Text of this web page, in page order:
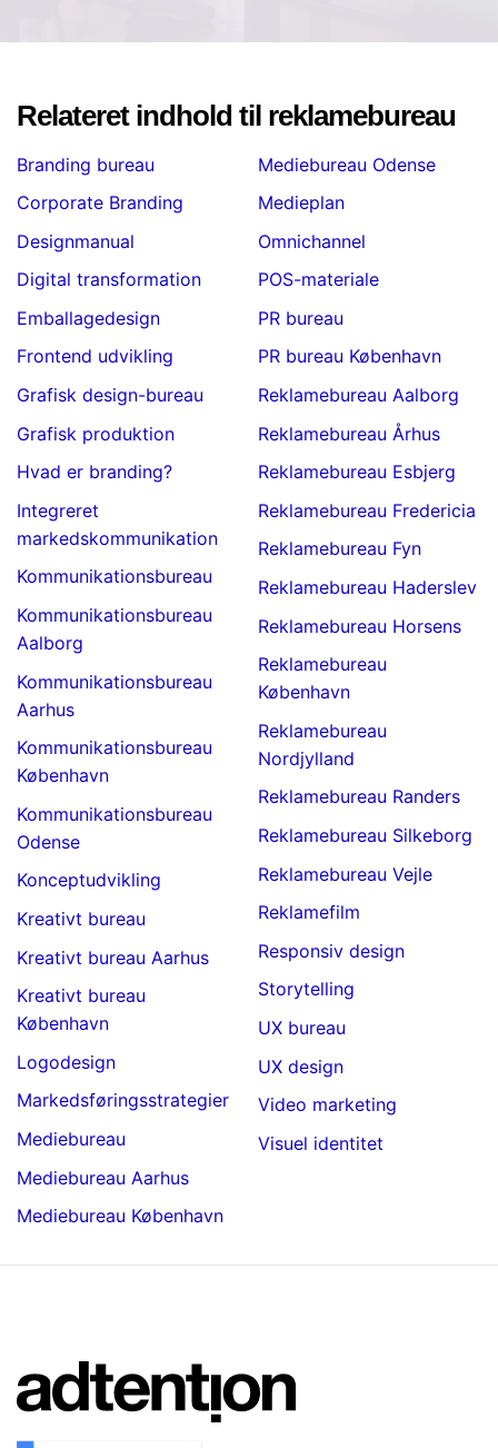
Relateret indhold til reklamebureau
Branding bureau
Corporate Branding
Designmanual
Digital transformation
Emballagedesign
Frontend udvikling
Grafisk design-bureau
Grafisk produktion
Hvad er branding?
Integreret
markedskommunikation
Kommunikationsbureau
Kommunikationsbureau
Aalborg
Kommunikationsbureau
Aarhus
Kommunikationsbureau
København
Kommunikationsbureau
Odense
Konceptudvikling
Kreativt bureau
Kreativt bureau Aarhus
Kreativt bureau
København
Logodesign
Markedsføringsstrategier
Mediebureau
Mediebureau Aarhus
Mediebureau København
Mediebureau Odense
Medieplan
Omnichannel
POS-materiale
PR bureau
PR bureau København
Reklamebureau Aalborg
Reklamebureau Århus
Reklamebureau Esbjerg
Reklamebureau Fredericia
Reklamebureau Fyn
Reklamebureau Haderslev
Reklamebureau Horsens
Reklamebureau
København
Reklamebureau
Nordjylland
Reklamebureau Randers
Reklamebureau Silkeborg
Reklamebureau Vejle
Reklamefilm
Responsiv design
Storytelling
UX bureau
UX design
Video marketing
Visuel identitet